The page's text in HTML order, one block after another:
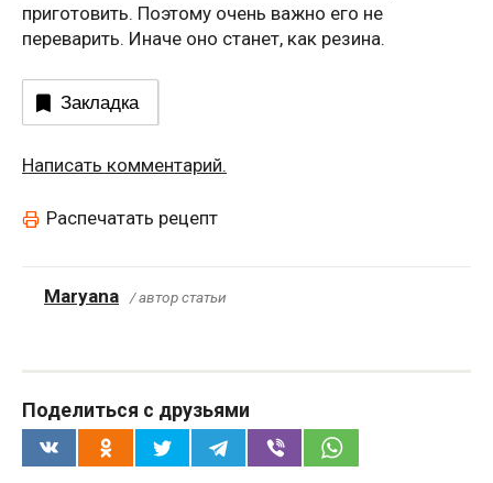
приготовить. Поэтому очень важно его не
переварить. Иначе оно станет, как резина.
Закладка
Написать комментарий.
Распечатать рецепт
Maryana / автор статьи
Поделиться с друзьями